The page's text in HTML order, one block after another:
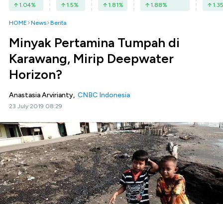
1.04% 1.5% 1.81% 1.88% 1.35
HOME News Berita
Minyak Pertamina Tumpah di
Karawang, Mirip Deepwater
Horizon?
Anastasia Arvirianty, CNBC Indonesia
23 July 2019 08:29